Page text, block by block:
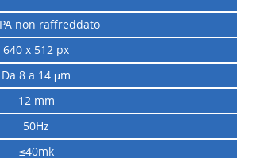
non raffreddato
640 x 512 px
Da 8 a 14 μm
12 mm
50Hz
≤40mk